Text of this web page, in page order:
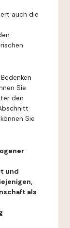
auch die
Sie
den
Sie
und
als